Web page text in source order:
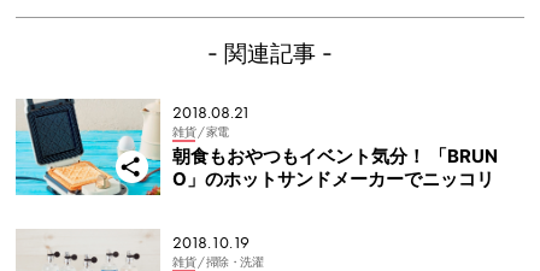
- 関連記事 -
2018.08.21
雑貨 / 家電
朝食もおやつもイベント気分！ 「BRUN
O」のホットサンドメーカーでニッコリ
2018.10.19
雑貨 / 掃除・洗濯